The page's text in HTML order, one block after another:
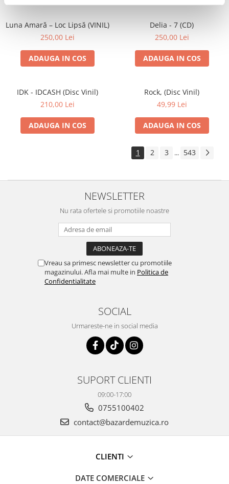
Luna Amară – Loc Lipsă (VINIL)
250,00 Lei
ADAUGA IN COS
Delia - 7 (CD)
250,00 Lei
ADAUGA IN COS
IDK - IDCASH (Disc Vinil)
210,00 Lei
ADAUGA IN COS
Rock, (Disc Vinil)
49,99 Lei
ADAUGA IN COS
1 2 3 ... 543
NEWSLETTER
Nu rata ofertele si promotiile noastre
Vreau sa primesc newsletter cu promotiile
magazinului. Afla mai multe in Politica de
Confidentialitate
SOCIAL
Urmareste-ne in social media
SUPORT CLIENTI
09:00-17:00
0755100402
contact@bazardemuzica.ro
CLIENTI
DATE COMERCIALE